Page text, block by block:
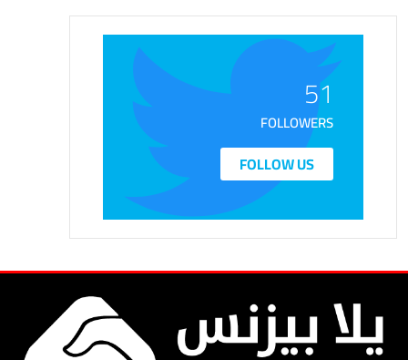
51
FOLLOWERS
FOLLOW US